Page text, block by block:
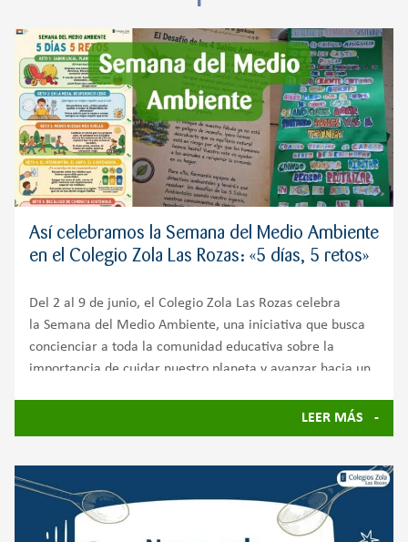
Así celebramos la Semana del Medio Ambiente
en el Colegio Zola Las Rozas: «5 días, 5 retos»
Del 2 al 9 de junio, el Colegio Zola Las Rozas celebra
la Semana del Medio Ambiente, una iniciativa que busca
concienciar a toda la comunidad educativa sobre la
importancia de cuidar nuestro planeta y avanzar hacia un
LEER MÁS